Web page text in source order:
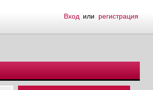
Вход или регистрация